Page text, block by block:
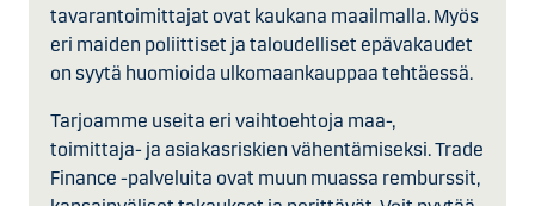
tavarantoimittajat ovat kaukana maailmalla. Myös
eri maiden poliittiset ja taloudelliset epävakaudet
on syytä huomioida ulkomaankauppaa tehtäessä.
Tarjoamme useita eri vaihtoehtoja maa-,
toimittaja- ja asiakasriskien vähentämiseksi. Trade
Finance -palveluita ovat muun muassa remburssit,